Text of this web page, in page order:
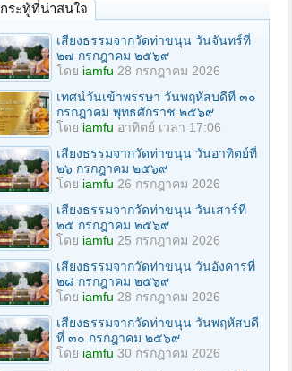
กระทู้ที่น่าสนใจ
เสียงธรรมจากวัดท่าขนุน วันจันทร์ที่
๒๗ กรกฎาคม ๒๕๖๙
โดย iamfu 28 กรกฎาคม 2026
เทศน์วันเข้าพรรษา วันพฤหัสบดีที่ ๓๐
กรกฎาคม พุทธศักราช ๒๕๖๙
โดย iamfu อาทิตย์ เวลา 17:06
เสียงธรรมจากวัดท่าขนุน วันอาทิตย์ที่
๒๖ กรกฎาคม ๒๕๖๙
โดย iamfu 26 กรกฎาคม 2026
เสียงธรรมจากวัดท่าขนุน วันเสาร์ที่
๒๕ กรกฎาคม ๒๕๖๙
โดย iamfu 25 กรกฎาคม 2026
เสียงธรรมจากวัดท่าขนุน วันอังคารที่
๒๘ กรกฎาคม ๒๕๖๙
โดย iamfu 28 กรกฎาคม 2026
เสียงธรรมจากวัดท่าขนุน วันพฤหัสบดี
ที่ ๓๐ กรกฎาคม ๒๕๖๙
โดย iamfu 30 กรกฎาคม 2026